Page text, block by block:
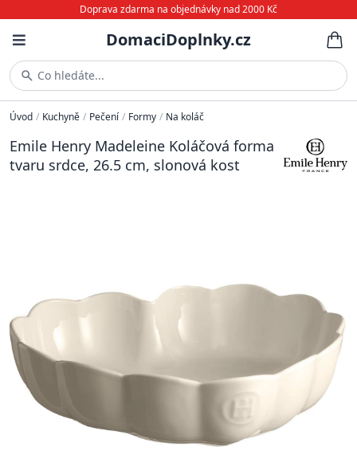
Doprava zdarma na objednávky nad 2000 Kč
DomaciDoplnky.cz
Co hledáte...
Úvod / Kuchyně / Pečení / Formy / Na koláč
Emile Henry Madeleine Koláčová forma
tvaru srdce, 26.5 cm, slonová kost